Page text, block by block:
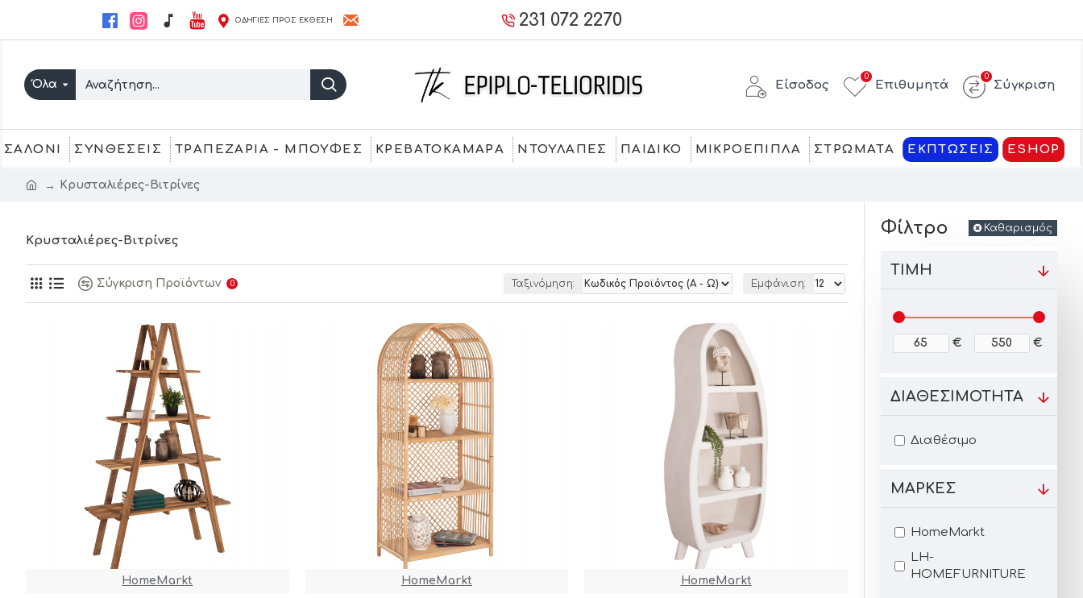
ΟΔΗΓΙΕΣ ΠΡΟΣ ΕΚΘΕΣΗ 231 072 2270
Όλα Είσοδος Επιθυμητά
0
Σύγκριση
0
ΣΑΛΟΝΙ ΣΥΝΘΕΣΕΙΣ ΤΡΑΠΕΖΑΡΙΑ - ΜΠΟΥΦΕΣ ΚΡΕΒΑΤΟΚΑΜΑΡΑ ΝΤΟΥΛΑΠΕΣ ΠΑΙΔΙΚΟ ΜΙΚΡΟΕΠΙΠΛΑ ΣΤΡΩΜΑΤΑ ΕΚΠΤΩΣΕΙΣ ESHOP
Κρυσταλιέρες-Βιτρίνες
Κρυσταλιέρες-Βιτρίνες
Σύγκριση Προϊόντων 0 Ταξινόμηση: Εμφάνιση:
HomeMarkt HomeMarkt HomeMarkt
Φίλτρο Καθαρισμός
ΤΙΜΉ
€ €
ΜΆΡΚΕΣ
HomeMarkt
LH-
HOMEFURNITURE
ΔΙΑΘΕΣΙΜΌΤΗΤΑ
Διαθέσιμο